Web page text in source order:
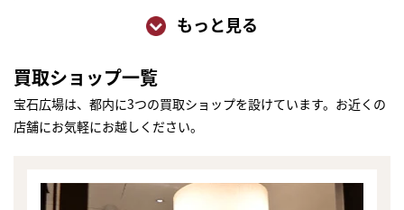
もっと見る
買取ショップ一覧
宝石広場は、都内に3つの買取ショップを設けています。お近くの
店舗にお気軽にお越しください。